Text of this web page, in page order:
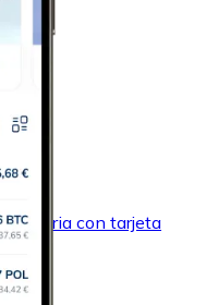
con tarjeta